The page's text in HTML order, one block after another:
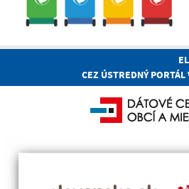
CEZ ÚSTREDNÝ